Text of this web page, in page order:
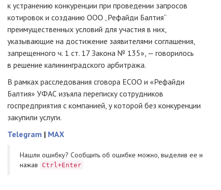
к устранению конкуренции при проведении запросов
котировок и созданию ООО „Рефайди Балтия“
преимущественных условий для участия в них,
указывающие на достижение заявителями соглашения,
запрещенного ч. 1 ст. 17 Закона № 135», — говорилось
в решение калининградского арбитража.
В рамках расследования сговора ЕСОО и «Рефайди
Балтия» УФАС изъяла переписку сотрудников
госпредприятия с компанией, у которой без конкуренции
закупили услуги.
Telegram | MAX
Нашли ошибку? Cообщить об ошибке можно, выделив ее и
нажав
Ctrl+Enter